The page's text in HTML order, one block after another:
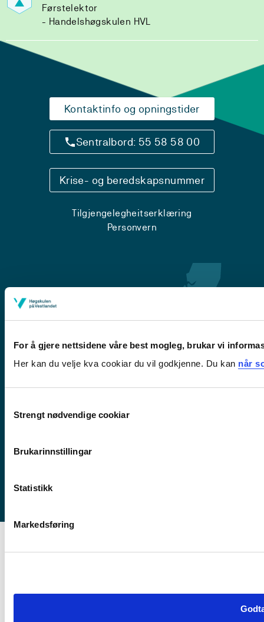
For å gjere nettsidene våre best mogleg, brukar vi
Her kan du velje kva cookiar du vil godkjenne. Du kan når
Selection
Strengt nødvendige cookiar
Brukarinnstillingar
Statistikk
Markedsføring
Førstelektor
Handelshøgskulen HVL
Kontaktinfo og opningstider
Sentralbord: 55 58 58 00
Krise- og beredskapsnummer
Tilgjengelegheitserklæring
Personvern
Førde
Haugesund